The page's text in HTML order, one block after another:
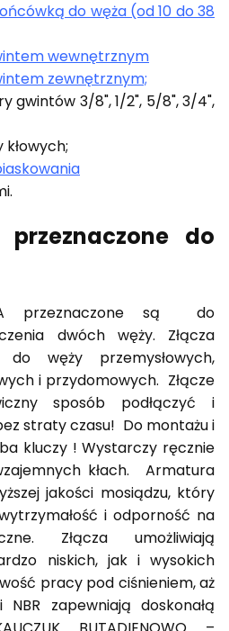
do węża (od 10 do 38
wewnętrznym
zewnętrznym;
gwintów 3/8", 1/2", 5/8", 3/4",
kłowych;
przeznaczone do
przeznaczone są do
dwóch węży. Złącza
węży przemysłowych,
i przydomowych. Złącze
sposób podłączyć i
straty czasu! Do montażu i
kluczy ! Wystarczy ręcznie
kłach. Armatura
jakości mosiądzu, który
i odporność na
Złącza umożliwiają
niskich, jak i wysokich
pracy pod ciśnieniem, aż
zapewniają doskonałą